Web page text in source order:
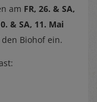
am FR, 26. & SA,
& SA, 11. Mai
Biohof ein.